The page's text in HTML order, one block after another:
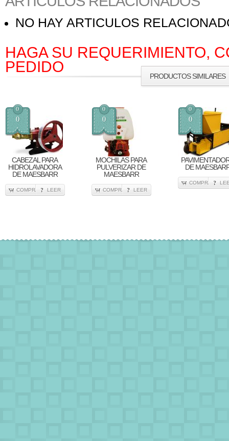
NO HAY ARTICULOS
HAGA SU REQUERIMIENTO,
PEDIDO
PRODUCTOS SIMILARES
0
0
CABEZAL PARA
HIDROLAVADORA
DE MAESBARR
COMPRA LEER
0
0
MOCHILAS PARA
PULVERIZAR DE
MAESBARR
COMPRA LEER
0
0
DE
COMPRA